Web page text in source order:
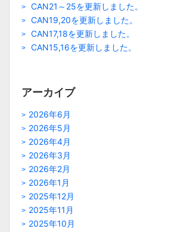
CAN21～25を更新しました。
CAN19,20を更新しました。
CAN17,18を更新しました。
CAN15,16を更新しました。
アーカイブ
2026年6月
2026年5月
2026年4月
2026年3月
2026年2月
2026年1月
2025年12月
2025年11月
2025年10月